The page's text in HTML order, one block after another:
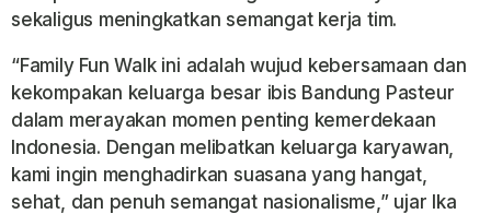
sekaligus meningkatkan semangat kerja tim.
“Family Fun Walk ini adalah wujud kebersamaan dan
kekompakan keluarga besar ibis Bandung Pasteur
dalam merayakan momen penting kemerdekaan
Indonesia. Dengan melibatkan keluarga karyawan,
kami ingin menghadirkan suasana yang hangat,
sehat, dan penuh semangat nasionalisme,” ujar Ika